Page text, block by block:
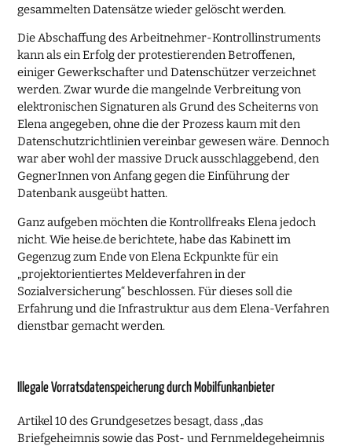
gesammelten Datensätze wieder gelöscht werden.
Die Abschaffung des Arbeitnehmer-Kontrollinstruments
kann als ein Erfolg der protestierenden Betroffenen,
einiger Gewerkschafter und Datenschützer verzeichnet
werden. Zwar wurde die mangelnde Verbreitung von
elektronischen Signaturen als Grund des Scheiterns von
Elena angegeben, ohne die der Prozess kaum mit den
Datenschutzrichtlinien vereinbar gewesen wäre. Dennoch
war aber wohl der massive Druck ausschlaggebend, den
GegnerInnen von Anfang gegen die Einführung der
Datenbank ausgeübt hatten.
Ganz aufgeben möchten die Kontrollfreaks Elena jedoch
nicht. Wie heise.de berichtete, habe das Kabinett im
Gegenzug zum Ende von Elena Eckpunkte für ein
„projektorientiertes Meldeverfahren in der
Sozialversicherung“ beschlossen. Für dieses soll die
Erfahrung und die Infrastruktur aus dem Elena-Verfahren
dienstbar gemacht werden.
Illegale Vorratsdatenspeicherung durch Mobilfunkanbieter
Artikel 10 des Grundgesetzes besagt, dass „das
Briefgeheimnis sowie das Post- und Fernmeldegeheimnis